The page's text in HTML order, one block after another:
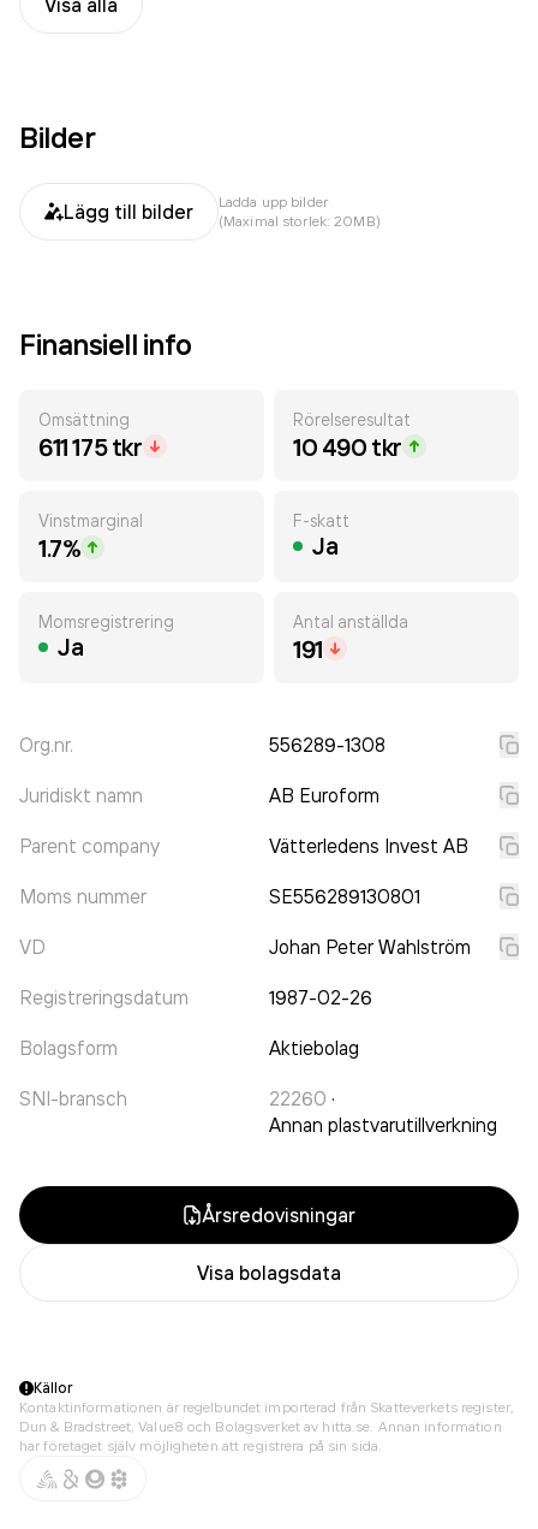
Visa alla
Bilder
Lägg till bilder
Ladda upp bilder
(Maximal storlek: 20MB)
Finansiell info
Omsättning
611 175 tkr
Rörelseresultat
10 490 tkr
Vinstmarginal
1.7%
F-skatt
Ja
Momsregistrering
Ja
Antal anställda
191
Org.nr. 556289-1308
Juridiskt namn AB Euroform
Parent company Vätterledens Invest AB
Moms nummer SE556289130801
VD Johan Peter Wahlström
Registreringsdatum 1987-02-26
Bolagsform Aktiebolag
SNI-bransch 22260 ·
Annan plastvarutillverkning
Årsredovisningar
Visa bolagsdata
Källor
Kontaktinformationen är regelbundet importerad från Skatteverkets register,
Dun & Bradstreet, Value8 och Bolagsverket av hitta.se. Annan information
har företaget själv möjligheten att registrera på sin sida.